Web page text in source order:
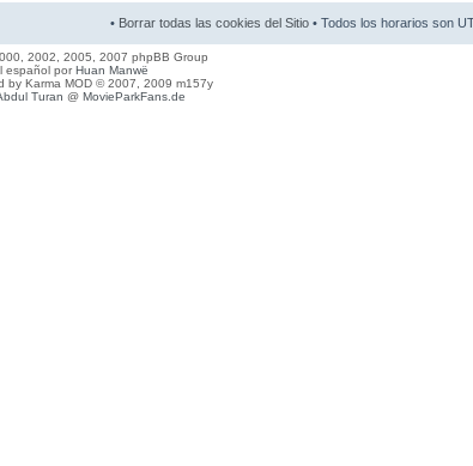
• Borrar todas las cookies del Sitio • Todos los horarios son
2002, 2005, 2007 phpBB Group
español porHuan Manwë
by Karma MOD © 2007, 2009 m157y
Turan @ MovieParkFans.de